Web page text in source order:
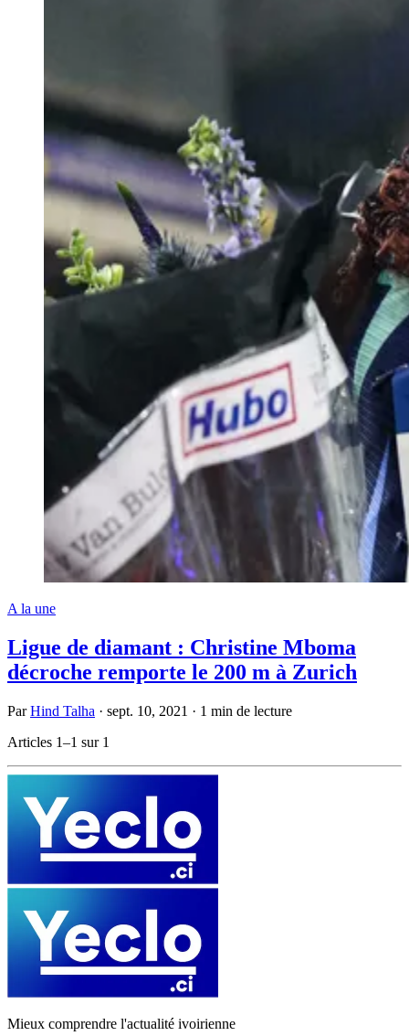
A la une
Ligue de diamant : Christine Mboma
décroche remporte le 200 m à Zurich
ParHind Talha · sept. 10, 2021 · 1 min de lecture
Articles 1–1 sur 1
Mieux comprendre l'actualité ivoirienne